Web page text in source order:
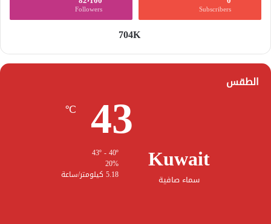
Subscribers
Followers
704K
الطقس
Kuwait
سماء صافية
43
℃
20%
5.18 كيلومتر/ساعة